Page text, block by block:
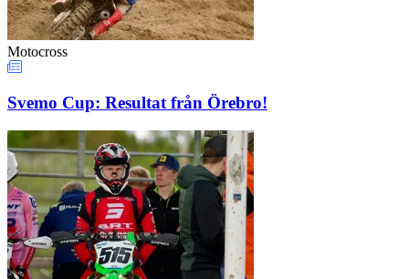
Motocross
Svemo Cup: Resultat från Örebro!